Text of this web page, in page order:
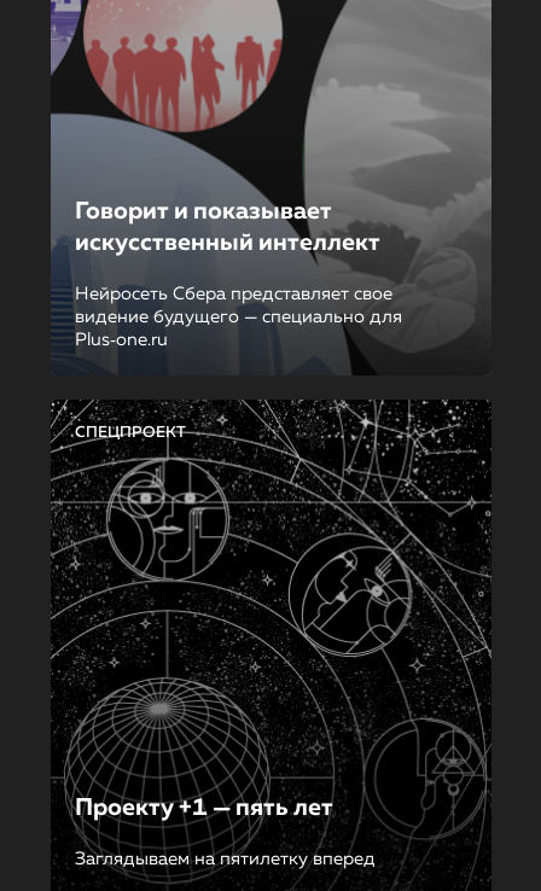
Говорит и показывает
искусственный интеллект
Нейросеть Сбера представляет свое
видение будущего — специально для
Plus‑one.ru
СПЕЦПРОЕКТ
Проекту +1 — пять лет
Заглядываем на пятилетку вперед